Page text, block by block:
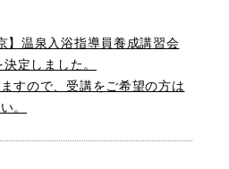
】温泉入浴指導員養成講習会
定しました。
すので、受講をご希望の方は
。